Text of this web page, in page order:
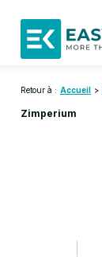
Retour à : Accueil >
Zimperium